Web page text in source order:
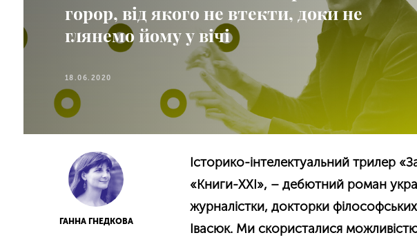
горор, від якого не втекти, доки не
глянемо йому у вічі
18.06.2020
ГАННА ГНЕДКОВА
Історико-інтелектуальний трилер
«Книги-ХХІ», – дебютний роман
журналістки, докторки
Івасюк. Ми скористалися